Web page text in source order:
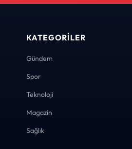
KATEGORILER
Gündem
Spor
Teknoloji
Magazin
Sağlık